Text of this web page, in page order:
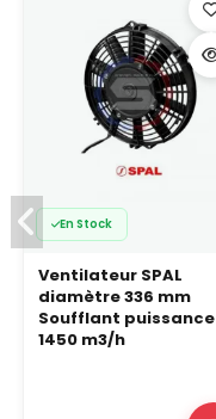
En Stock
Ventilateur SPAL
diamètre 336 mm
Soufflant puissance
1450 m3/h